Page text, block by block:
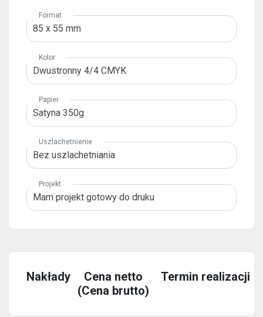
Format
85 x 55 mm
Kolor
Dwustronny 4/4 CMYK
Papier
Satyna 350g
Uszlachetnienie
Bez uszlachetniania
Projekt
Mam projekt gotowy do druku
Nakłady
Cena netto
(Cena brutto)
Termin realizacji
podczas
te
treści i